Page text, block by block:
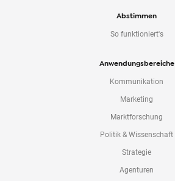
Abstimmen
So funktioniert's
Anwendungsbereiche
Kommunikation
Marketing
Marktforschung
Politik & Wissenschaft
Strategie
Agenturen